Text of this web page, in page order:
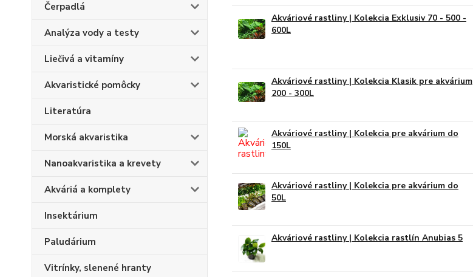
Čerpadlá
Analýza vody a testy
Liečivá a vitamíny
Akvaristické pomôcky
Literatúra
Morská akvaristika
Nanoakvaristika a krevety
Akváriá a komplety
Insektárium
Paludárium
Vitrínky, slenené hranty
Akváriové rastliny | Kolekcia Exklusiv 70 - 500 -
600L
Akváriové rastliny | Kolekcia Klasik pre akvárium
200 - 300L
Akváriové rastliny | Kolekcia pre akvárium do
150L
Akváriové rastliny | Kolekcia pre akvárium do
50L
Akváriové rastliny | Kolekcia rastlín Anubias 5